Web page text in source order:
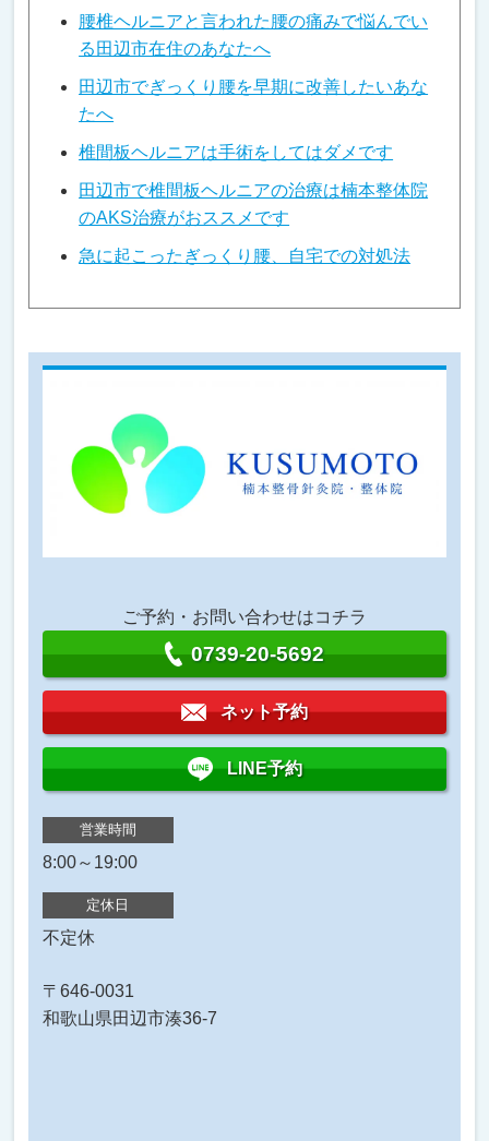
腰椎ヘルニアと言われた腰の痛みで悩んでい
る田辺市在住のあなたへ
田辺市でぎっくり腰を早期に改善したいあな
たへ
椎間板ヘルニアは手術をしてはダメです
田辺市で椎間板ヘルニアの治療は楠本整体院
のAKS治療がおススメです
急に起こったぎっくり腰、自宅での対処法
ご予約・お問い合わせはコチラ
0739-20-5692
ネット予約
LINE予約
営業時間
8:00～19:00
定休日
不定休
〒646-0031
和歌山県田辺市湊36-7